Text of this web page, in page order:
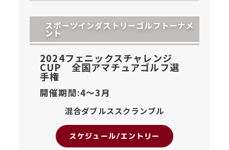
スポーツインダストリーゴルフトーナメ
ント
2024フェニックスチャレンジ
CUP 全国アマチュアゴルフ選
手権
開催期間:4〜3月
混合ダブルススクランブル
スケジュール/エントリー